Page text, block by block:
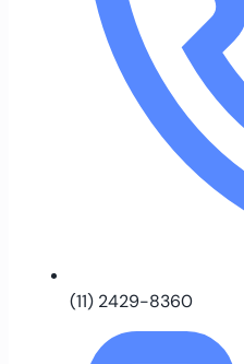
(11) 2429-8360